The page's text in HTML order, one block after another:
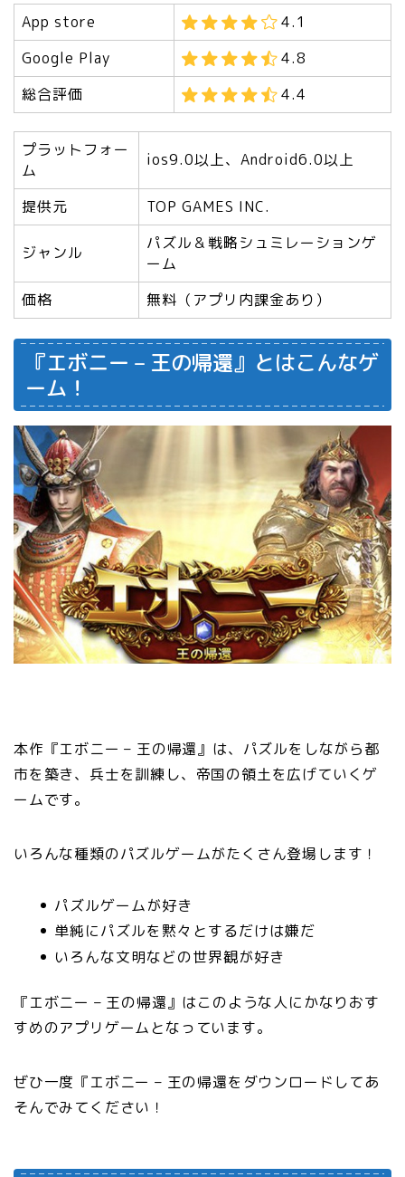
App store
4.1
Google Play
4.8
総合評価
4.4
プラットフォー
ム
ios9.0以上、Android6.0以上
提供元 TOP GAMES INC.
ジャンル
パズル＆戦略シュミレーションゲ
ーム
価格
無料（アプリ内課金あり）
『エボニー – 王の帰還』とはこんなゲ
ーム！
本作『エボニー – 王の帰還』は、パズルをしながら都
市を築き、兵士を訓練し、帝国の領土を広げていくゲ
ームです。
いろんな種類のパズルゲームがたくさん登場します！
パズルゲームが好き
単純にパズルを黙々とするだけは嫌だ
いろんな文明などの世界観が好き
『エボニー – 王の帰還』はこのような人にかなりおす
すめのアプリゲームとなっています。
ぜひ一度『エボニー – 王の帰還をダウンロードしてあ
そんでみてください！